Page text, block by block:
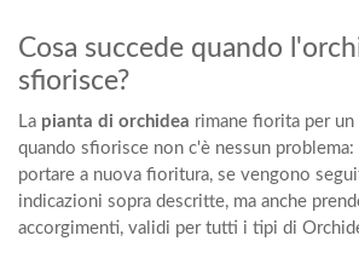
Cosa succede quando
sfiorisce?
La pianta di orchidea rimane fiorita per
quando sfiorisce non c'è nessun problema:
portare a nuova fioritura, se vengono
indicazioni sopra descritte, ma anche
accorgimenti, validi per tutti i tipi di